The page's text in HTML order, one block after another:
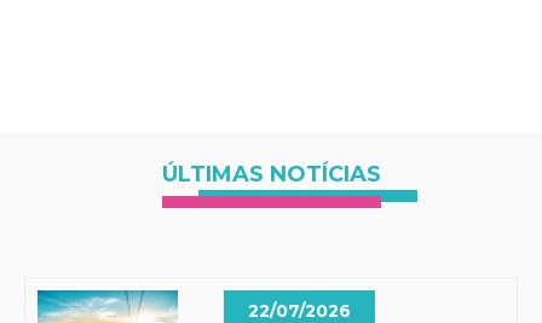
ÚLTIMAS NOTÍCIAS
22/07/2026